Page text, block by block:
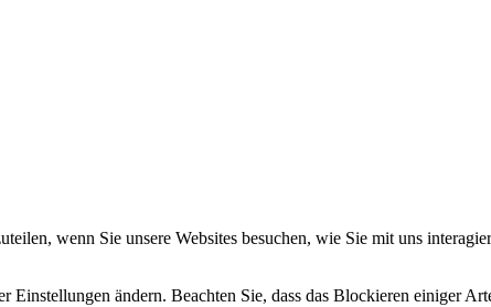
wenn Sie unsere Websites besuchen, wie Sie mit uns
ändern. Beachten Sie, dass das Blockieren einiger